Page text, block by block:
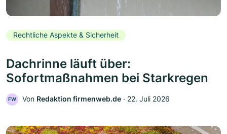
Rechtliche Aspekte & Sicherheit
Dachrinne läuft über:
Sofortmaßnahmen bei Starkregen
FW Von Redaktion firmenweb.de ‧ 22. Juli 2026